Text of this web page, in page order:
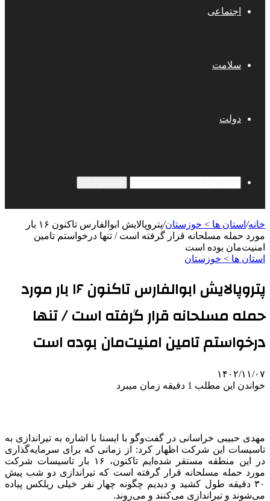
اجتماعی
سلامت
دولت
خانه/ استان ها > خوزستان/
پتروپالایش ابوالفارس تاکنون ۱۶ بار
مورد حمله مسلحانه قرار گرفته است / تنها درخواستم تامین
امنیت‌مان بوده است
استان ها > خوزستان
پتروپالایش ابوالفارس تاکنون ۱۶ بار مورد
حمله مسلحانه قرار گرفته است / تنها
درخواستم تامین امنیت‌مان بوده است
۱۴۰۲/۱۱/۰۷
خواندن این مطلب 1 دقیقه زمان میبرد
مهدی حبیبی خراسانی در گفت‌وگو با ایسنا با اشاره به تیراندازی به
تاسیسات این شرکت اظهار کرد: از زمانی که برای سرمایه‌گذاری
در این منطقه مستقر شده‌ایم تاکنون، ۱۶ بار تاسیسات شرکت
مورد حمله مسلحانه قرار گرفته است که تیراندازی دو شب پیش
۳۰ دقیقه طول کشید و دیدیم چگونه چهار نفر خیلی ریلکس پیاده
می‌شوند و تیراندازی می‌کنند و می‌روند.